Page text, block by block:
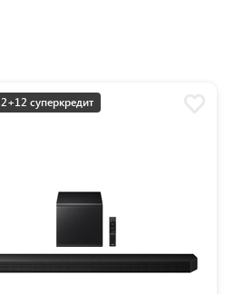
суперкредит